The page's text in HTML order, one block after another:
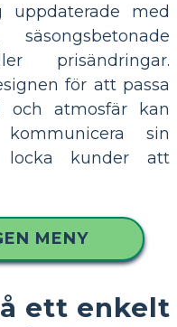
med
prisändringar.
för att passa
och atmosfär kan
sin
locka kunder att
MENY
ett enkelt